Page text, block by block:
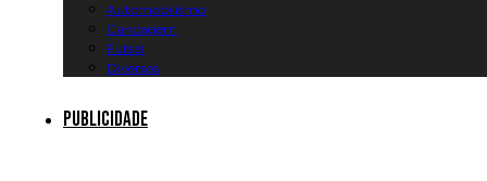
Automobilismo
Canoagem
Futsal
Diversos
Publicidade